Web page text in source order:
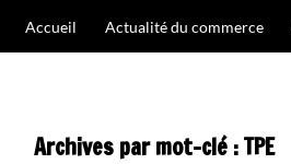
Accueil Actualité du commerce
Archives par mot-clé : TPE